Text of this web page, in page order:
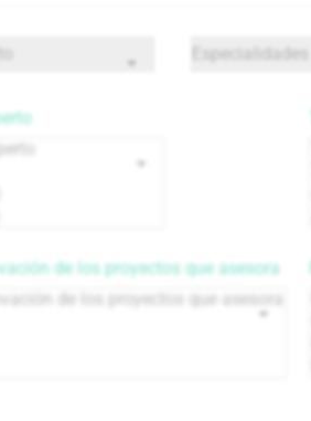
de los proyectos que asesora